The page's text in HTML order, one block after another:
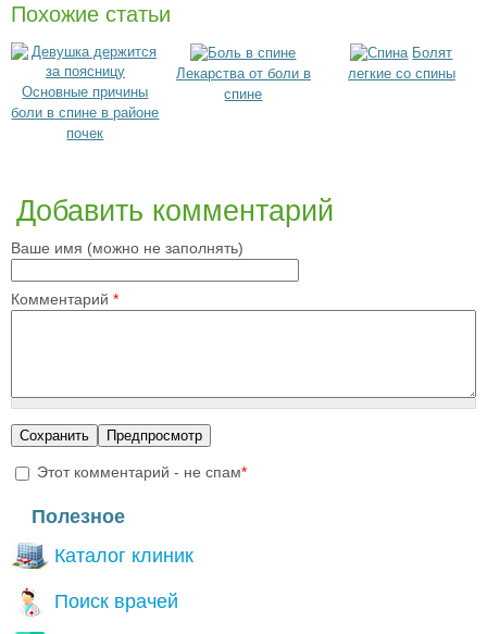
Похожие статьи
Основные причины
боли в спине в районе
почек
Лекарства от боли в
спине
Болят
легкие со спины
Добавить комментарий
Ваше имя (можно не заполнять)
Комментарий *
Этот комментарий - не спам*
Полезное
Каталог клиник
Поиск врачей